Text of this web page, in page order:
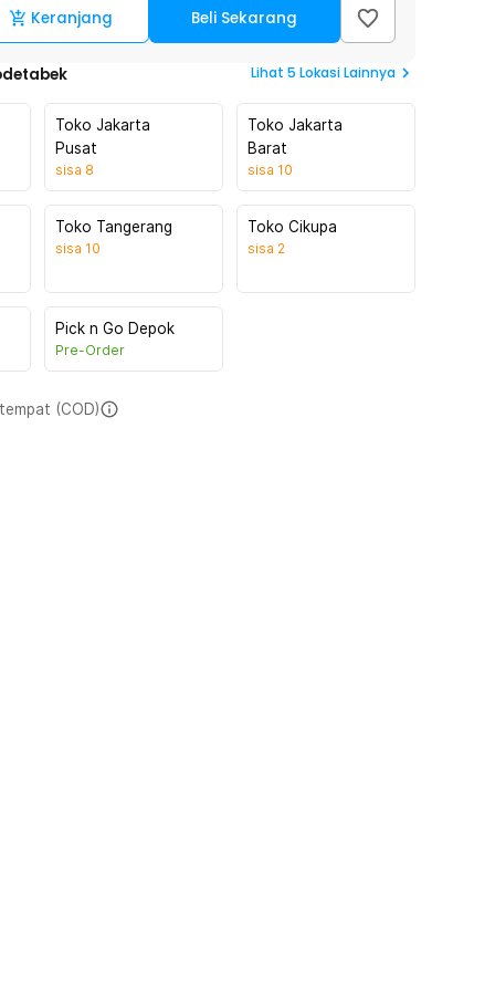
Keranjang Beli Sekarang
Lihat 5 Lokasi Lainnya
Toko Jakarta
Pusat
sisa 8
Toko Jakarta
Barat
sisa 10
Toko Tangerang
sisa 10
Toko Cikupa
sisa 2
Pick n Go Depok
Pre-Order
(COD)